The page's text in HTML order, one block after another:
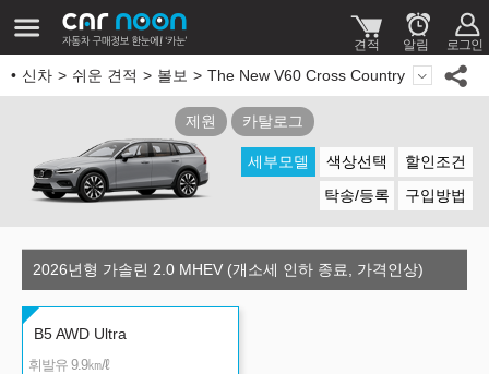
신차 쉬운 견적 볼보 The New V60 Cross Country
제원 카탈로그
세부모델 색상선택
할인조건
탁송/등록
구입방법
2026년형 가솔린 2.0 MHEV (개소세 인하 종료, 가격인상)
B5 AWD Ultra
휘발유 9.9㎞/ℓ